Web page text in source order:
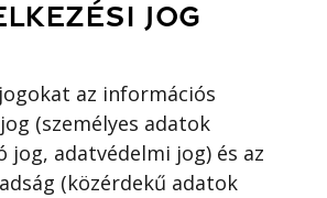
JOG
az információs
(személyes adatok
jog, adatvédelmi jog) és az
(közérdekű adatok